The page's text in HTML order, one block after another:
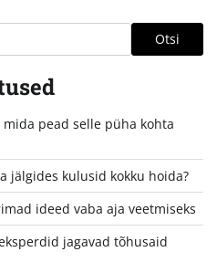
Otsi
mida pead selle püha kohta
jälgides kulusid kokku hoida?
ideed vaba aja veetmiseks
jagavad tõhusaid